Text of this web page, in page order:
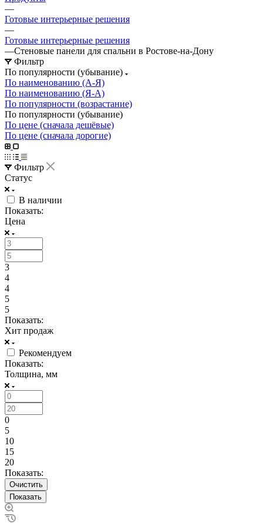
—
Готовые интерьерные решения
—
Готовые интерьерные решения
—Стеновые панели для спальни в Ростове-на-Дону
Фильтр
По популярности (убывание)
По наименованию (А-Я)
По наименованию (Я-А)
По популярности (возрастание)
По популярности (убывание)
По цене (сначала дешёвые)
По цене (сначала дорогие)
Фильтр
Статус
В наличии
Показать:
Цена
3
4
4
5
5
Показать:
Хит продаж
Рекомендуем
Показать:
Толщина, мм
0
5
10
15
20
Показать:
Очистить